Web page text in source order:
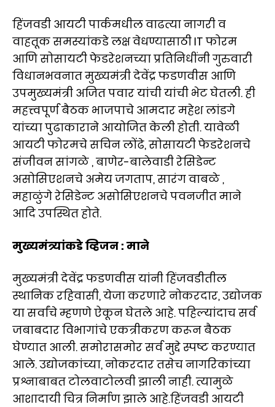
हिंजवडी आयटी पार्कमधील वाढत्या नागरी व
वाहतूक समस्यांकडे लक्ष वेधण्यासाठी IT फोरम
आणि सोसायटी फेडरेशनच्या प्रतिनिधींनी गुरुवारी
विधानभवनात मुख्यमंत्री देवेंद्र फडणवीस आणि
उपमुख्यमंत्री अजित पवार यांची यांची भेट घेतली. ही
महत्त्वपूर्ण बैठक भाजपाचे आमदार महेश लांडगे
यांच्या पुढाकाराने आयोजित केली होती. यावेळी
आयटी फोरमचे सचिन लोंढे, सोसायटी फेडरेशनचे
संजीवन सांगळे , बाणेर-बालेवाडी रेसिडेन्ट
असोसिएशनचे अमेय जगताप, सारंग वाबळे ,
महाळुंगे रेसिडेन्ट असोसिएशनचे पवनजीत माने
आदि उपस्थित होते.
मुख्यमंत्र्यांकडे व्हिजन : माने
मुख्यमंत्री देवेंद्र फडणवीस यांनी हिंजवडीतील
स्थानिक रहिवासी, येजा करणारे नोकरदार, उद्योजक
या सर्वांचे म्हणणे ऐकून घेतले आहे. पहिल्यांदाच सर्व
जबाबदार विभागांचे एकत्रीकरण करून बैठक
घेण्यात आली. समोरासमोर सर्व मुद्दे स्पष्ट करण्यात
आले. उद्योजकांच्या, नोकरदार तसेच नागरिकांच्या
प्रश्नाबाबत टोलवाटोलवी झाली नाही. त्यामुळे
आशादायी चित्र निर्माण झाले आहे.हिंजवडी आयटी